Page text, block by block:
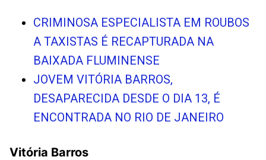
CRIMINOSA ESPECIALISTA EM ROUBOS
A TAXISTAS É RECAPTURADA NA
BAIXADA FLUMINENSE
JOVEM VITÓRIA BARROS,
DESAPARECIDA DESDE O DIA 13, É
ENCONTRADA NO RIO DE JANEIRO
Vitória Barros